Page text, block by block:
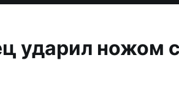
ударил ножом